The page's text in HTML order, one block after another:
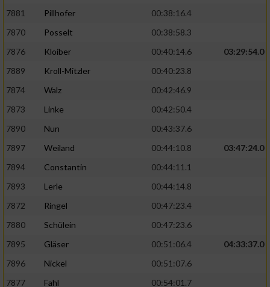
7881
Pillhofer
00:38:16.4
7870
Posselt
00:38:58.3
7876
Kloiber 00:40:14.6
03:29:54.0
7889
Kroll-Mitzler
00:40:23.8
7874
Walz
00:42:46.9
7873
Linke
00:42:50.4
7890
Nun
00:43:37.6
7897
Weiland 00:44:10.8
03:47:24.0
7894
Constantin
00:44:11.1
7893
Lerle
00:44:14.8
7872
Ringel
00:47:23.4
7880
Schülein
00:47:23.6
7895
Gläser 00:51:06.4
04:33:37.0
7896
Nickel
00:51:07.6
7877
Fahl 00:54:01.7